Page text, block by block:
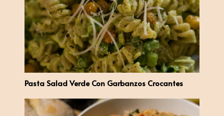
Pasta Salad Verde Con Garbanzos Crocantes